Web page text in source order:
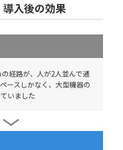
入後の効果
経路が、人が2人並んで通
ースしかなく、大型機器の
いました